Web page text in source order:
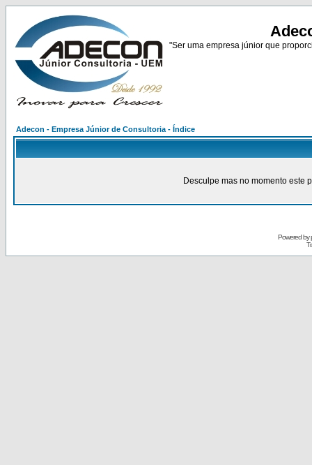
"Ser uma empresa júnior que
Adecon - Empresa Júnior de Consultoria - Índice
Desculpe mas no momento este
Powered by